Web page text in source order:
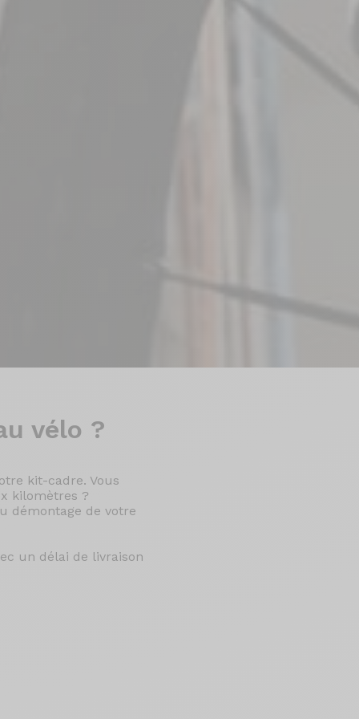
vélo ?
kit-cadre. Vous
kilomètres ?
démontage de votre
un délai de livraison